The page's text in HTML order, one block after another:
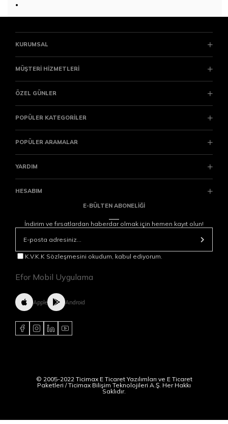
•
KURUMSAL
MÜŞTERİ HİZMETLERİ
ÖZEL GÜNLER
POPÜLER KATEGORİLER
POPÜLER ARAMALAR
YARDIM
HESABIM
E-BÜLTEN ABONELİĞİ
İndirim ve fırsatlardan haberdar olmak için hemen kayıt olun!
K.V.K.K Sözleşmesini okudum, kabul ediyorum.
Efor Mobil Uygulama
Apple Android
© 2005-2022 Ticimax E Ticaret Yazılımları ve E Ticaret
Paketleri / Ticimax Bilişim Teknolojileri A.Ş. Her Hakkı
Saklıdır.